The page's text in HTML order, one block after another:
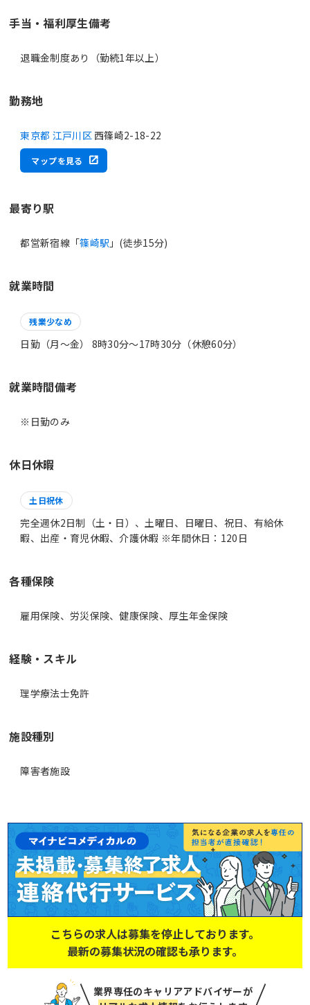
手当・福利厚生備考
退職金制度あり（勤続1年以上）
勤務地
東京都 江戸川区西篠崎2-18-22
マップを見る
最寄り駅
都営新宿線「篠崎駅 」(徒歩15分)
就業時間
残業少なめ
日勤（月～金） 8時30分〜17時30分（休憩60分）
就業時間備考
※日勤のみ
休日休暇
土日祝休
完全週休2日制（土・日）、土曜日、日曜日、祝日、有給休
暇、出産・育児休暇、介護休暇 ※年間休日：120日
各種保険
雇用保険、労災保険、健康保険、厚生年金保険
経験・スキル
理学療法士免許
施設種別
障害者施設
こちらの求人は募集を停止しております。
最新の募集状況の確認も承ります。
業界専任のキャリアアドバイザーが